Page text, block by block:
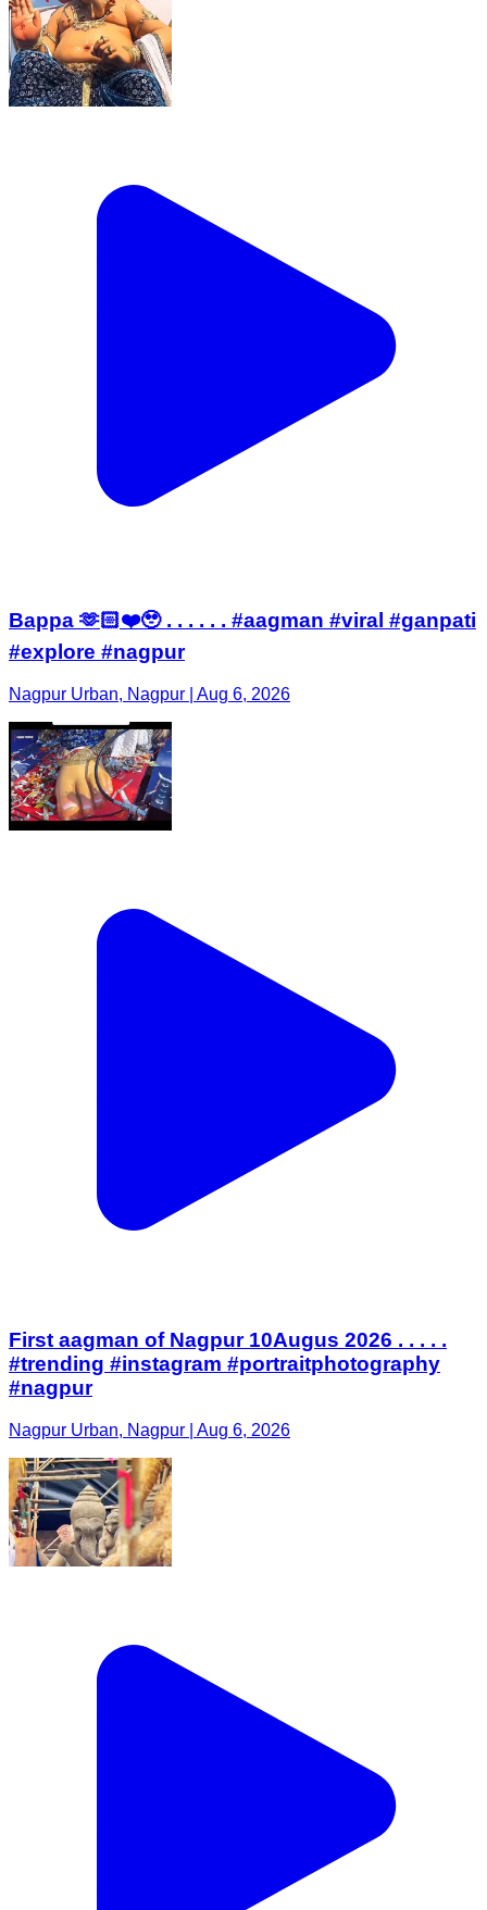
Bappa 🫶🏻❤️🥹 . . . . . . #aagman #viral #ganpati
#explore #nagpur
Nagpur Urban, Nagpur | Aug 6, 2026
First aagman of Nagpur 10Augus 2026 . . . . .
#trending #instagram #portraitphotography
#nagpur
Nagpur Urban, Nagpur | Aug 6, 2026